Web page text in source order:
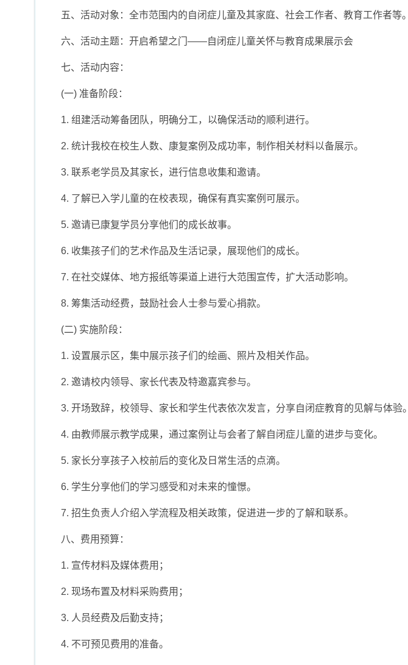
五、活动对象：全市范围内的自闭症儿童及其家庭、社会工作者、教育工作者等。
六、活动主题：开启希望之门——自闭症儿童关怀与教育成果展示会
七、活动内容：
(一) 准备阶段：
1. 组建活动筹备团队，明确分工，以确保活动的顺利进行。
2. 统计我校在校生人数、康复案例及成功率，制作相关材料以备展示。
3. 联系老学员及其家长，进行信息收集和邀请。
4. 了解已入学儿童的在校表现，确保有真实案例可展示。
5. 邀请已康复学员分享他们的成长故事。
6. 收集孩子们的艺术作品及生活记录，展现他们的成长。
7. 在社交媒体、地方报纸等渠道上进行大范围宣传，扩大活动影响。
8. 筹集活动经费，鼓励社会人士参与爱心捐款。
(二) 实施阶段：
1. 设置展示区，集中展示孩子们的绘画、照片及相关作品。
2. 邀请校内领导、家长代表及特邀嘉宾参与。
3. 开场致辞，校领导、家长和学生代表依次发言，分享自闭症教育的见解与体验。
4. 由教师展示教学成果，通过案例让与会者了解自闭症儿童的进步与变化。
5. 家长分享孩子入校前后的变化及日常生活的点滴。
6. 学生分享他们的学习感受和对未来的憧憬。
7. 招生负责人介绍入学流程及相关政策，促进进一步的了解和联系。
八、费用预算：
1. 宣传材料及媒体费用；
2. 现场布置及材料采购费用；
3. 人员经费及后勤支持；
4. 不可预见费用的准备。